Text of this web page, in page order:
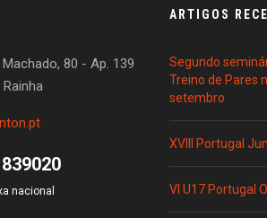
80 - Ap. 139
nacional
ARTIGOS
Segundo
Treino de Pares
setembro
XVIII Portugal
VI U17 Portugal